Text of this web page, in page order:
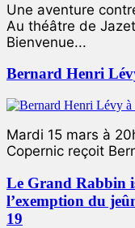
Une aventure
Au théâtre de
Bienvenue...
Bernard Henri
Mardi 15 mars à
Copernic reçoit
Le Grand Rabbin
l’exemption du
19